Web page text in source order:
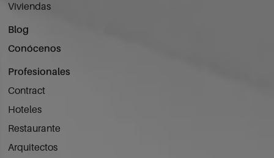
Viviendas
Blog
Conócenos
Profesionales
Contract
Hoteles
Restaurante
Arquitectos